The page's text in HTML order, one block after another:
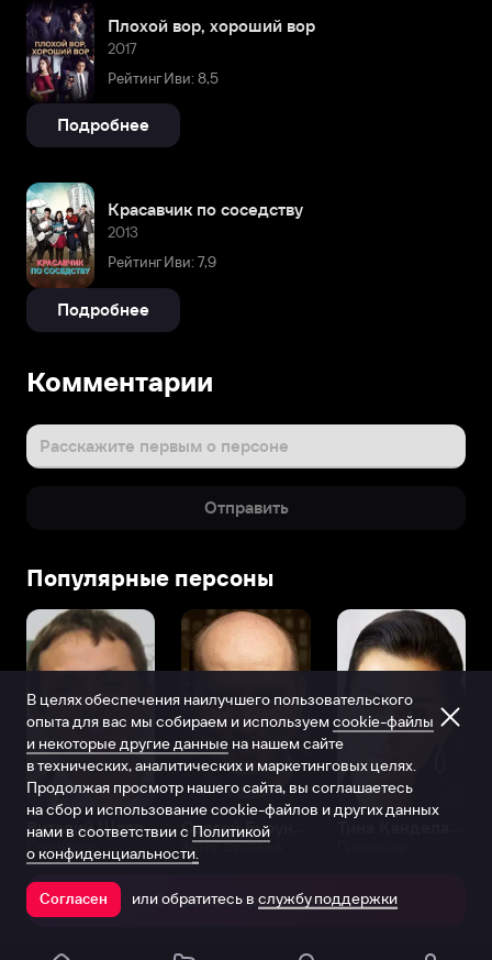
Плохой вор, хороший вор
2017
Рейтинг Иви: 8,5
Подробнее
Красавчик по соседству
2013
Рейтинг Иви: 7,9
Подробнее
Комментарии
Расскажите первым о персоне
Отправить
Популярные персоны
Виталий Шляппо
Продюсер Актёр дубляжа
Открыть в приложении
В целях обеспечения наилучшего пользовательского
опыта для вас мы собираем и используем cookie-файлы
и некоторые другие данные на нашем сайте
в технических, аналитических и маркетинговых целях.
Продолжая просмотр нашего сайта, вы соглашаетесь
на сбор и использование cookie-файлов и других данных
нами в соответствии с Политикой
о конфиденциальности.
Согласен или обратитесь в службу поддержки